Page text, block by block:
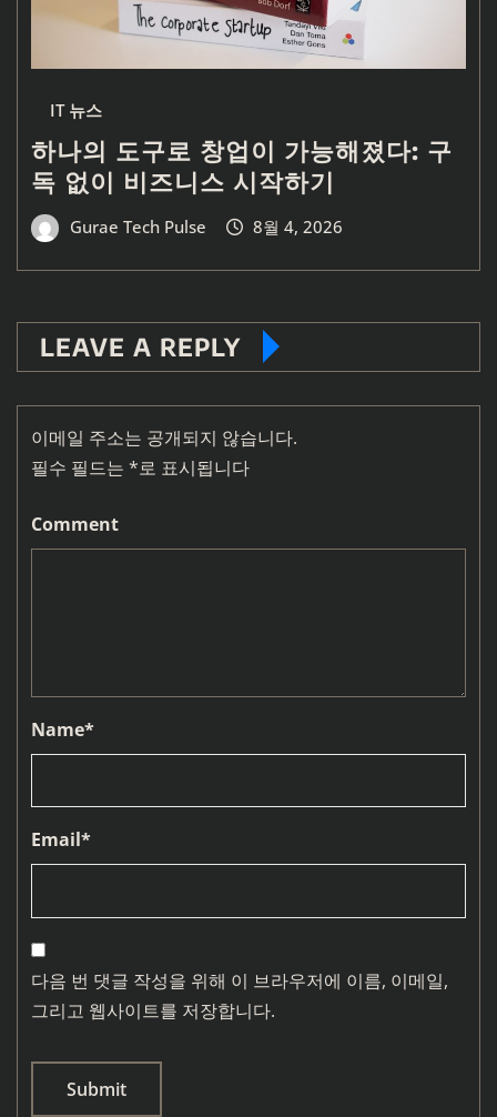
IT 뉴스
하나의 도구로 창업이 가능해졌다: 구
독 없이 비즈니스 시작하기
Gurae Tech Pulse 8월 4, 2026
LEAVE A REPLY
이메일 주소는 공개되지 않습니다.
필수 필드는 *로 표시됩니다
Comment
Name*
Email*
다음 번 댓글 작성을 위해 이 브라우저에 이름, 이메일,
그리고 웹사이트를 저장합니다.